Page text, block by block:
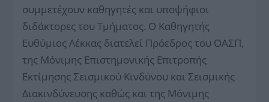
συμμετέχουν καθηγητές και υποψήφιοι
διδάκτορες του Τμήματος. Ο Καθηγητής
Ευθύμιος Λέκκας διατελεί Πρόεδρος του ΟΑΣΠ,
της Μόνιμης Επιστημονικής Επιτροπής
Εκτίμησης Σεισμικού Κινδύνου και Σεισμικής
Διακινδύνευσης καθώς και της Μόνιμης